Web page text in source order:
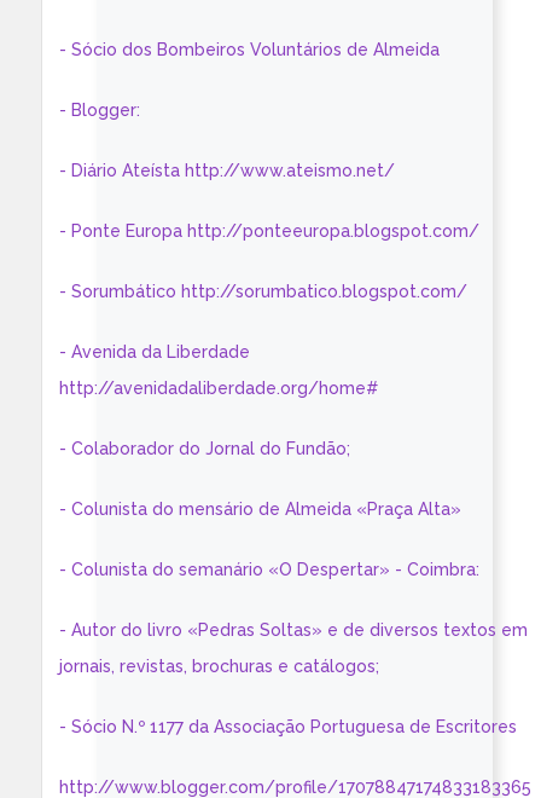
- Sócio dos Bombeiros Voluntários de Almeida
- Blogger:
- Diário Ateísta http://www.ateismo.net/
- Ponte Europa http://ponteeuropa.blogspot.com/
- Sorumbático http://sorumbatico.blogspot.com/
- Avenida da Liberdade
http://avenidadaliberdade.org/home#
- Colaborador do Jornal do Fundão;
- Colunista do mensário de Almeida «Praça Alta»
- Colunista do semanário «O Despertar» - Coimbra:
- Autor do livro «Pedras Soltas» e de diversos textos em
jornais, revistas, brochuras e catálogos;
- Sócio N.º 1177 da Associação Portuguesa de Escritores
http://www.blogger.com/profile/17078847174833183365